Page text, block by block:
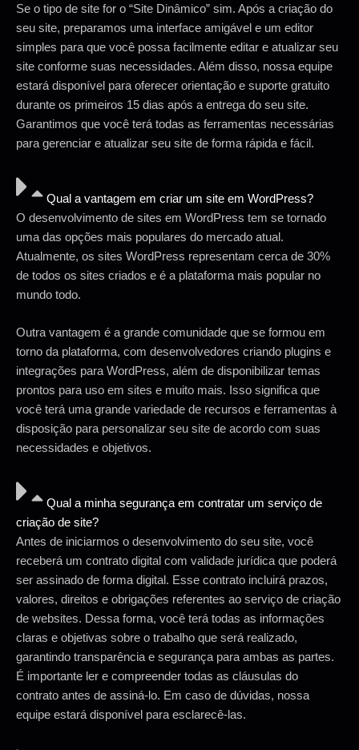
Se o tipo de site for o “Site Dinâmico” sim. Após a criação do
seu site, preparamos uma interface amigável e um editor
simples para que você possa facilmente editar e atualizar seu
site conforme suas necessidades. Além disso, nossa equipe
estará disponível para oferecer orientação e suporte gratuito
durante os primeiros 15 dias após a entrega do seu site.
Garantimos que você terá todas as ferramentas necessárias
para gerenciar e atualizar seu site de forma rápida e fácil.
Qual a vantagem em criar um site em WordPress?
O desenvolvimento de sites em WordPress tem se tornado
uma das opções mais populares do mercado atual.
Atualmente, os sites WordPress representam cerca de 30%
de todos os sites criados e é a plataforma mais popular no
mundo todo.
Outra vantagem é a grande comunidade que se formou em
torno da plataforma, com desenvolvedores criando plugins e
integrações para WordPress, além de disponibilizar temas
prontos para uso em sites e muito mais. Isso significa que
você terá uma grande variedade de recursos e ferramentas à
disposição para personalizar seu site de acordo com suas
necessidades e objetivos.
Qual a minha segurança em contratar um serviço de
criação de site?
Antes de iniciarmos o desenvolvimento do seu site, você
receberá um contrato digital com validade jurídica que poderá
ser assinado de forma digital. Esse contrato incluirá prazos,
valores, direitos e obrigações referentes ao serviço de criação
de websites. Dessa forma, você terá todas as informações
claras e objetivas sobre o trabalho que será realizado,
garantindo transparência e segurança para ambas as partes.
É importante ler e compreender todas as cláusulas do
contrato antes de assiná-lo. Em caso de dúvidas, nossa
equipe estará disponível para esclarecê-las.